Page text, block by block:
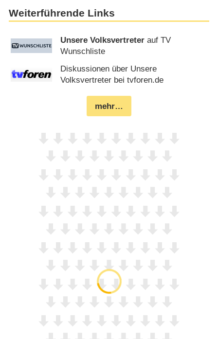
Weiterführende Links
Unsere Volksvertreter auf TV
Wunschliste
Diskussionen über Unsere
Volksvertreter bei tvforen.de
mehr…